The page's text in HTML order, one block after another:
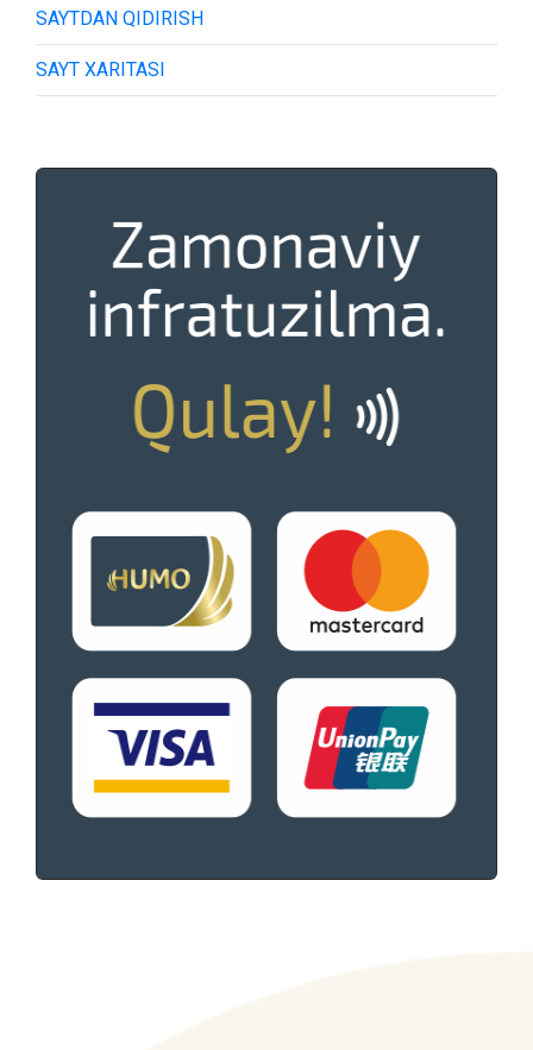
SAYTDAN QIDIRISH
SAYT XARITASI